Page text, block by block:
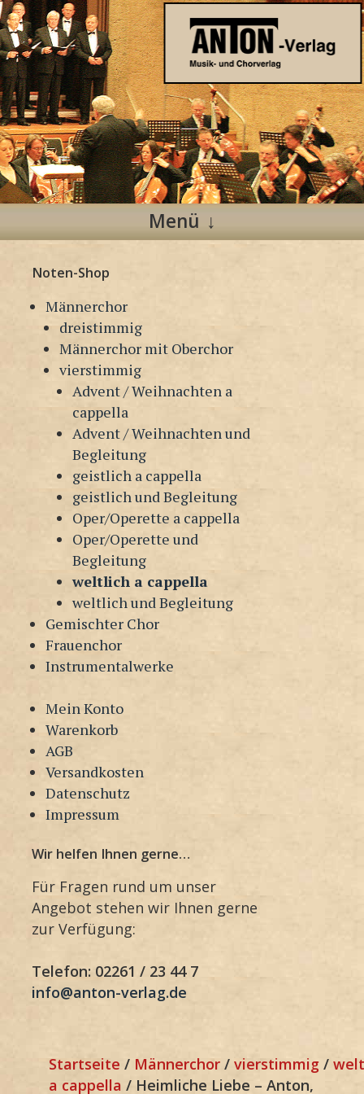
Anton Verlag
Musik- und Chorverlag
Menü
Inhalt
springen
Noten-Shop
Männerchor
dreistimmig
Männerchor mit Oberchor
vierstimmig
Advent / Weihnachten a
cappella
Advent / Weihnachten und
Begleitung
geistlich a cappella
geistlich und Begleitung
Oper/Operette a cappella
Oper/Operette und
Begleitung
weltlich a cappella
weltlich und Begleitung
Gemischter Chor
Frauenchor
Instrumentalwerke
Mein Konto
Warenkorb
AGB
Versandkosten
Datenschutz
Impressum
Wir helfen Ihnen gerne…
Für Fragen rund um unser
Angebot stehen wir Ihnen gerne
zur Verfügung:
Telefon: 02261 / 23 44 7
info@anton-verlag.de
Startseite / Männerchor / vierstimmig /
a cappella / Heimliche Liebe – Anton,